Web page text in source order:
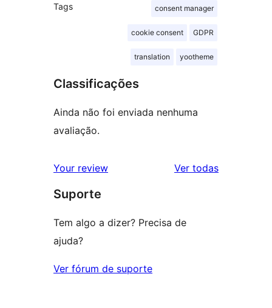
Tags consent manager
cookie consent GDPR
translation yootheme
Classificações
Ainda não foi enviada nenhuma
avaliação.
Your review Ver todasavaliações
Suporte
Tem algo a dizer? Precisa de
ajuda?
Ver fórum de suporte